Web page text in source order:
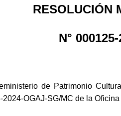
RESOLUCIÓN
N°
de Patrimonio
OGAJ-SG/MC de la